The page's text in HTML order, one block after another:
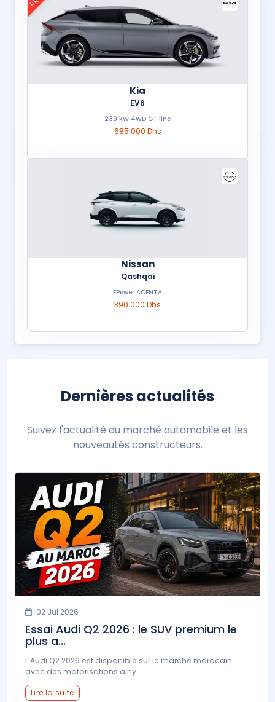
Kia
EV6
239 kW 4WD GT line
685 000 Dhs
Nissan
Qashqai
EPower ACENTA
390 000 Dhs
Dernières actualités
Suivez l'actualité du marché automobile et les
nouveautés constructeurs.
02 Jul 2026
Essai Audi Q2 2026 : le SUV premium le
plus a...
L'Audi Q2 2026 est disponible sur le marché marocain
avec des motorisations à hy...
Lire la suite